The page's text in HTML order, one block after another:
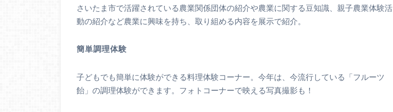
さいたま市で活躍されている農業関係団体の紹介や農業に関する豆知識、親子農業体験活
動の紹介など農業に興味を持ち、取り組める内容を展示で紹介。
簡単調理体験
子どもでも簡単に体験ができる料理体験コーナー。今年は、今流行している「フルーツ
飴」の調理体験ができます。フォトコーナーで映える写真撮影も！